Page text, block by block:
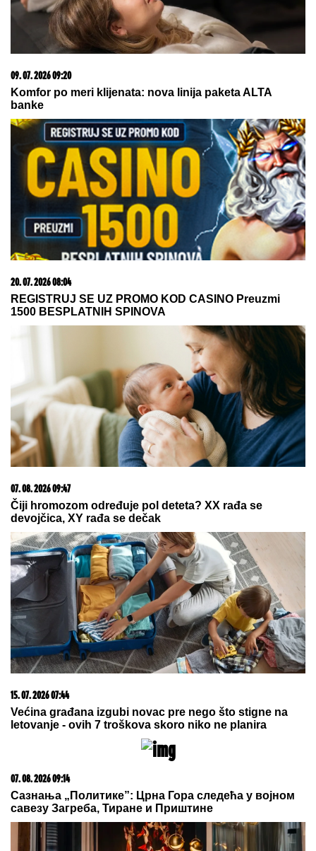
08. 08. 2026 07:41
Podatak za ponos crno-belih: Konačno dobre vesti za
Partizan posle ubedljive pobede
Koliko visoku temperaturu ljudsko telo može da izdrži?
09. 07. 2026 09:20
Komfor po meri klijenata: nova linija paketa ALTA
banke
REGISTRUJ SE UZ PROMO KOD CASINO Preuzmi